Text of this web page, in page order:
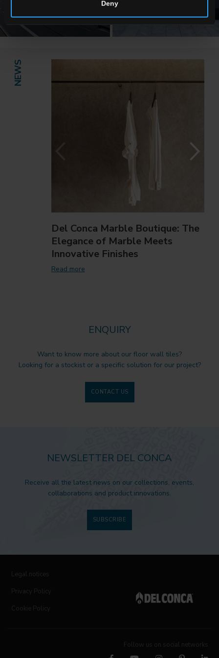
Deny
NEWS
Del Conca Marble Boutique: The
Elegance of Marble Meets
Innovative Finishes
Read more
ENQUIRY
Want to know more about our floor wall tiles?
Looking for a stockist or a specific solution for our project?
CONTACT US
NEWSLETTER DEL CONCA
Receive all the latest news on our collections, events,
collaborations and product innovations.
SUBSCRIBE
Legal notices
Privacy Policy
Cookie Policy
Follow us on social networks